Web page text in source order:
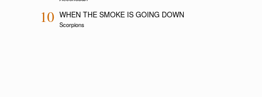
10 WHEN THE SMOKE IS GOING DOWN
Scorpions